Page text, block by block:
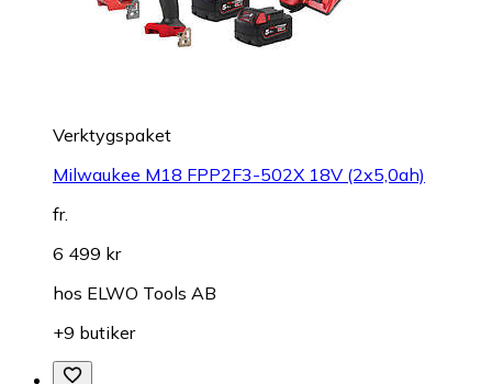
Verktygspaket
Milwaukee M18 FPP2F3-502X 18V (2x5,0ah)
fr.
6 499 kr
hos ELWO Tools AB
+9 butiker